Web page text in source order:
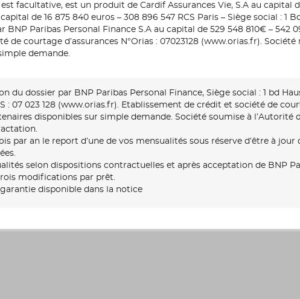
facultative, est un produit de Cardif Assurances Vie, S.A au capital
de 16 875 840 euros – 308 896 547 RCS Paris – Siège social : 1
Paribas Personal Finance S.A au capital de 529 548 810€ – 542
de courtage d’assurances N°Orias : 07023128 (www.orias.fr).
demande.
du dossier par BNP Paribas Personal Finance, Siège social : 1 bd
: 07 023 128 (www.orias.fr). Etablissement de crédit et société de
disponibles sur simple demande. Société soumise à
par an le report d’une de vos mensualités sous réserve d’être à
selon dispositions contractuelles et après acceptation de BNP
modifications par prêt.
disponible dans la notice